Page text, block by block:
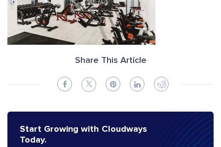
Share This Article
Start Growing with Cloudways
Today.